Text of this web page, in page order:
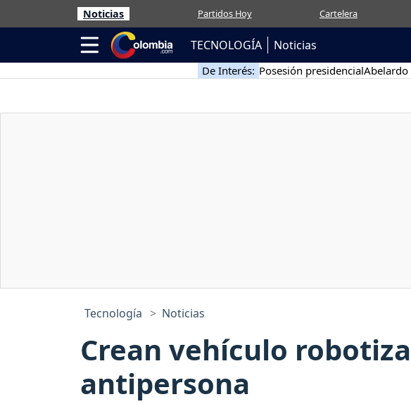
Noticias Partidos Hoy Cartelera
TECNOLOGÍA Noticias
De Interés: Posesión presidencialAbelardo
Tecnología Noticias
Crean vehículo
antipersona